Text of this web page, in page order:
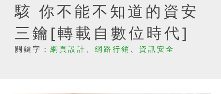
駭 你不能不知道的資安
三鑰[轉載自數位時代]
關鍵字： 網頁設計 、 網路行銷 、 資訊安全